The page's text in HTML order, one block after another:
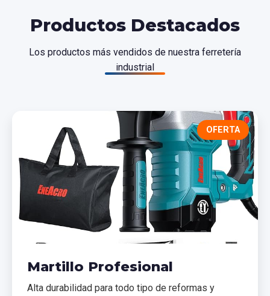
Productos Destacados
Los productos más vendidos de nuestra ferretería
industrial
OFERTA
Martillo Profesional
Alta durabilidad para todo tipo de reformas y